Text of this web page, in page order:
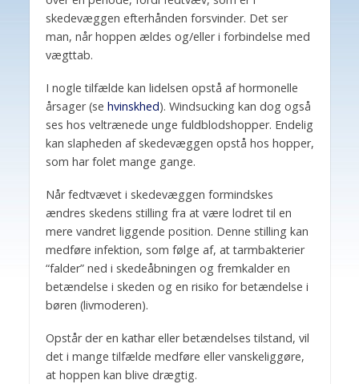
skedevæggen efterhånden forsvinder. Det ser
man, når hoppen ældes og/eller i forbindelse med
vægttab.
I nogle tilfælde kan lidelsen opstå af hormonelle
årsager (se hvinskhed). Windsucking kan dog også
ses hos veltrænede unge fuldblodshopper. Endelig
kan slapheden af skedevæggen opstå hos hopper,
som har folet mange gange.
Når fedtvævet i skedevæggen formindskes
ændres skedens stilling fra at være lodret til en
mere vandret liggende position. Denne stilling kan
medføre infektion, som følge af, at tarmbakterier
“falder” ned i skedeåbningen og fremkalder en
betændelse i skeden og en risiko for betændelse i
børen (livmoderen).
Opstår der en kathar eller betændelses tilstand, vil
det i mange tilfælde medføre eller vanskeliggøre,
at hoppen kan blive drægtig.